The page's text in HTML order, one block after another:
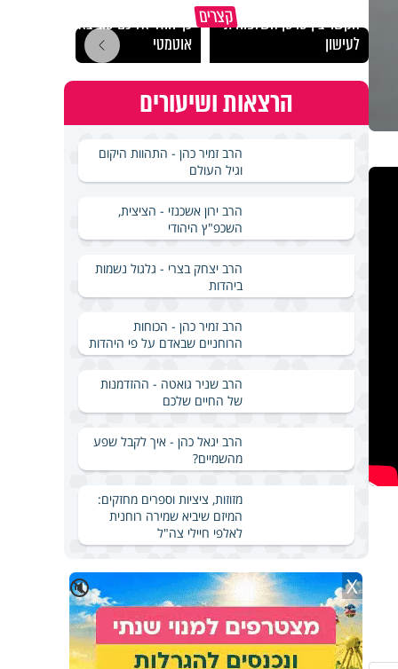
קצריםהקשר בין סרטן השלפוחית
לעישון
כך חוזר אליכם טוב באופן
אוטמטי
הרצאות ושיעורים
הרב זמיר כהן - התהוות היקום
וגיל העולם
הרב ירון אשכנזי - הציצית,
השכפ"ץ היהודי
הרב יצחק בצרי - גלגול נשמות
ביהדות
הרב זמיר כהן - הכוחות
הרוחניים שבאדם על פי היהדות
הרב שניר גואטה - ההזדמנות
של החיים שלכם
הרב יגאל כהן - איך לקבל שפע
מהשמיים?
מזוזות, ציציות וספרים מחזקים:
המיזם שיביא שמירה רוחנית
לאלפי חיילי צה"ל
🔇 X